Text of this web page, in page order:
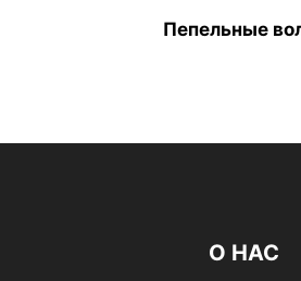
Пепельные
О НАС